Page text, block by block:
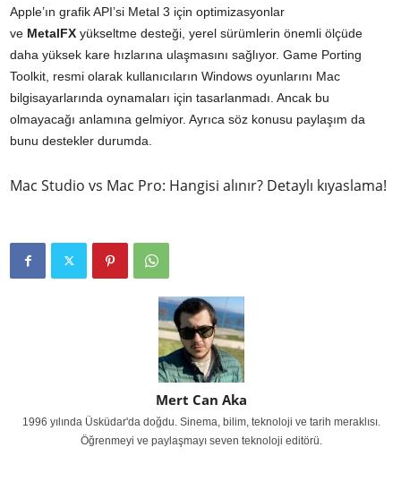
Apple’ın grafik API’si Metal 3 için optimizasyonlar
ve MetalFX yükseltme desteği, yerel sürümlerin önemli ölçüde
daha yüksek kare hızlarına ulaşmasını sağlıyor. Game Porting
Toolkit, resmi olarak kullanıcıların Windows oyunlarını Mac
bilgisayarlarında oynamaları için tasarlanmadı. Ancak bu
olmayacağı anlamına gelmiyor. Ayrıca söz konusu paylaşım da
bunu destekler durumda.
Mac Studio vs Mac Pro: Hangisi alınır? Detaylı kıyaslama!
Mert Can Aka
1996 yılında Üsküdar'da doğdu. Sinema, bilim, teknoloji ve tarih meraklısı.
Öğrenmeyi ve paylaşmayı seven teknoloji editörü.